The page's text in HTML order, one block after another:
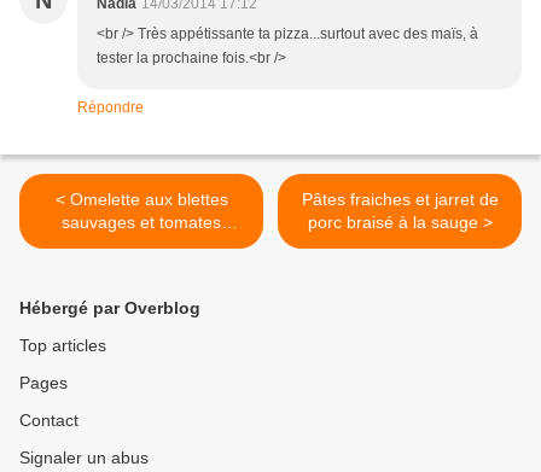
Nadia 14/03/2014 17:12
<br /> Très appétissante ta pizza...surtout avec des maïs, à
tester la prochaine fois.<br />
Répondre
< Omelette aux blettes
sauvages et tomates
confites, petit pain au jus de
Pâtes fraiches et jarret de
porc braisé à la sauge >
Hébergé par Overblog
Top articles
Pages
Contact
Signaler un abus